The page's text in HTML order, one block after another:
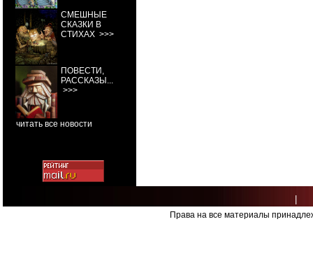
СМЕШНЫЕ
СКАЗКИ В
СТИХАХ >>>
ПОВЕСТИ,
РАССКАЗЫ...
>>>
читать все новости
Права на все материалы